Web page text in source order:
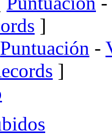
]
Puntuación -
]